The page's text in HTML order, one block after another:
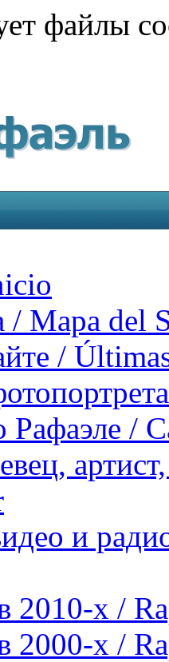
файлы
/ Mapa del
/
Рафаэле /
и
2010-х /
2000-х /